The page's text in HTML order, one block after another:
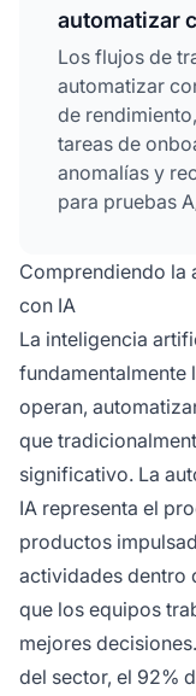
automatizar
Los flujos de
automatizar
de
tareas de
anomalías y
para pruebas
soporte al
inventario,
de redes
errores
enfoquen en
Comprendiendo la
con IA
La inteligencia
fundamentalmente
operan,
que
significativo. La
IA representa el
productos
actividades dentro
que los equipos
mejores
del sector, el 92%